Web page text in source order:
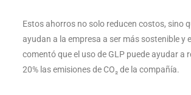
Estos ahorros no solo reducen costos, sino
ayudan a la empresa a ser más sostenible y
comentó que el uso de GLP puede ayudar a
20% las emisiones de CO₂ de la compañía.